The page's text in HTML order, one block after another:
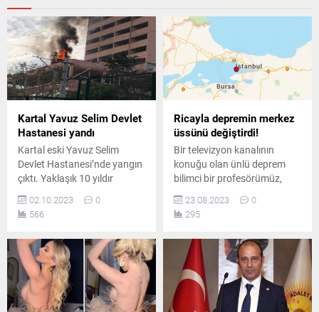
Kartal Yavuz Selim Devlet
Hastanesi yandı
Kartal eski Yavuz Selim
Devlet Hastanesi’nde yangın
çıktı. Yaklaşık 10 yıldır
gerekçesiyle boşaltılan
hastanenin tahliye
Kartal'da paniğe yol açtı.
02.10.2023
0
566
Ricayla depremin merkez
üssünü değiştirdi!
Bir televizyon kanalının
konuğu olan ünlü deprem
bilimci bir profesörümüz,
deprem üssünün yerini
değiştirerek herkesi şoke
23.08.2023
0
295